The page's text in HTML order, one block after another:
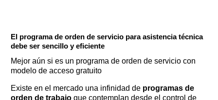
El programa de orden de servicio para asistencia técnica
debe ser sencillo y eficiente
Mejor aún si es un programa de orden de servicio con
modelo de acceso gratuito
Existe en el mercado una infinidad de programas de
orden de trabajo que contemplan desde el control de